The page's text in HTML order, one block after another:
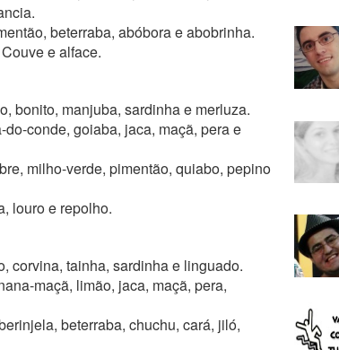
beterraba, abóbora e abobrinha.
e alface.
bonito, manjuba, sardinha e merluza.
conde, goiaba, jaca, maçã, pera e
milho-verde, pimentão, quiabo, pepino
louro e repolho.
corvina, tainha, sardinha e linguado.
maçã, limão, jaca, maçã, pera,
beterraba, chuchu, cará, jiló,